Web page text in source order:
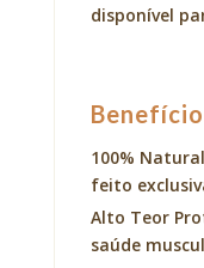
disponível
100%
feito
Alto Teor
saúde